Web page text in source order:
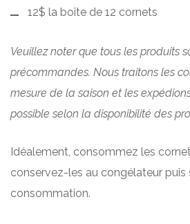
12$ la boîte de 12 cornets
Veuillez noter que tous les produits
précommandes. Nous traitons les
mesure de la saison et les
possible selon la disponibilité des
Idéalement, consommez les
conservez-les au congélateur
consommation.